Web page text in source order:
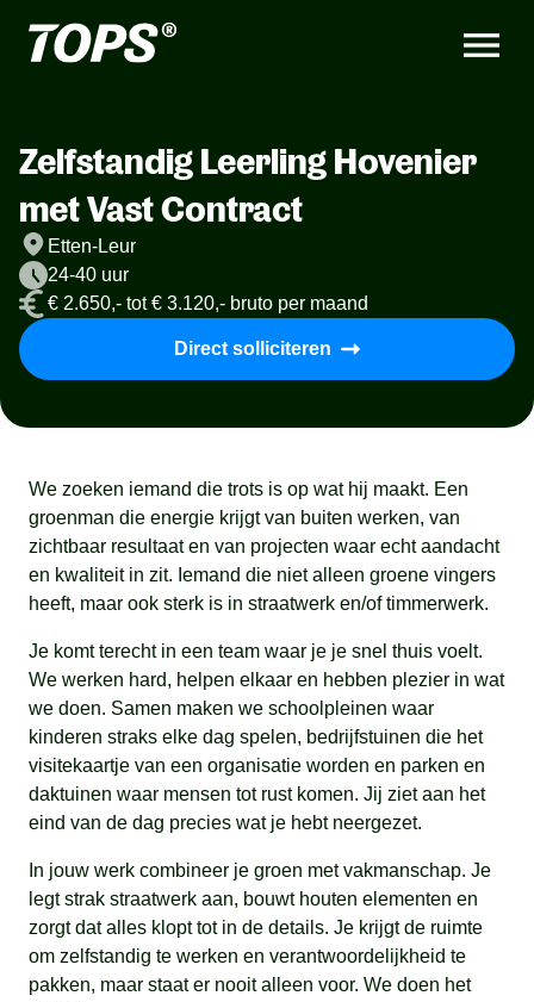
Zelfstandig Leerling Hovenier
met Vast Contract
Etten-Leur
24-40 uur
€ 2.650,- tot € 3.120,- bruto per maand
Direct solliciteren
We zoeken iemand die trots is op wat hij maakt. Een
groenman die energie krijgt van buiten werken, van
zichtbaar resultaat en van projecten waar echt aandacht
en kwaliteit in zit. Iemand die niet alleen groene vingers
heeft, maar ook sterk is in straatwerk en/of timmerwerk.
Je komt terecht in een team waar je je snel thuis voelt.
We werken hard, helpen elkaar en hebben plezier in wat
we doen. Samen maken we schoolpleinen waar
kinderen straks elke dag spelen, bedrijfstuinen die het
visitekaartje van een organisatie worden en parken en
daktuinen waar mensen tot rust komen. Jij ziet aan het
eind van de dag precies wat je hebt neergezet.
In jouw werk combineer je groen met vakmanschap. Je
legt strak straatwerk aan, bouwt houten elementen en
zorgt dat alles klopt tot in de details. Je krijgt de ruimte
om zelfstandig te werken en verantwoordelijkheid te
pakken, maar staat er nooit alleen voor. We doen het